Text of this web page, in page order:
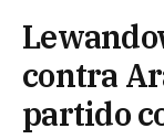
contra
partido